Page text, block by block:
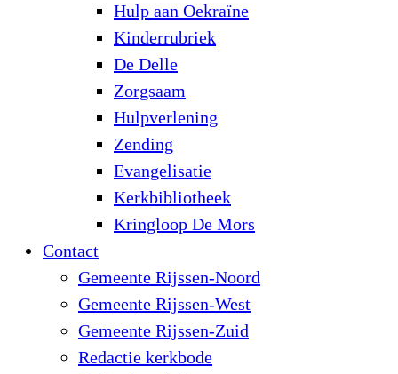
Hulp aan Oekraïne
Kinderrubriek
De Delle
Zorgsaam
Hulpverlening
Zending
Evangelisatie
Kerkbibliotheek
Kringloop De Mors
Contact
Gemeente Rijssen-Noord
Gemeente Rijssen-West
Gemeente Rijssen-Zuid
Redactie kerkbode